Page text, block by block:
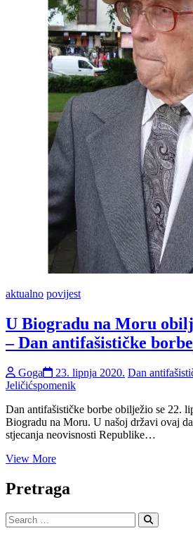
aktualno povijest
U Biogradu na Moru
– Dan antifašističke borbe
Goga 23. lipnja 2020. Dan
Jeličićspomenik
Dan antifašističke borbe obilježio se 22.
Biogradu na Moru. U našoj državi ovaj
stjecanja neovisnosti Republike…
View MoreU
na
Moru
Pretraga
Search
…